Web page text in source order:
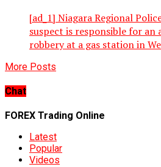
[ad_1] Niagara Regional
suspect is responsible for
robbery at a gas station in
More Posts
Chat
FOREX Trading Online
Latest
Popular
Videos